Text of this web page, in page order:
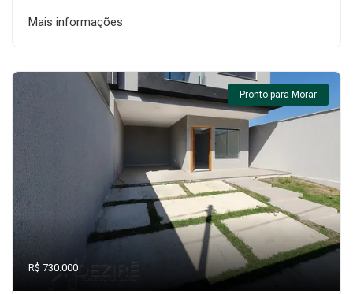
Mais informações
Pronto para Morar
R$ 730.000